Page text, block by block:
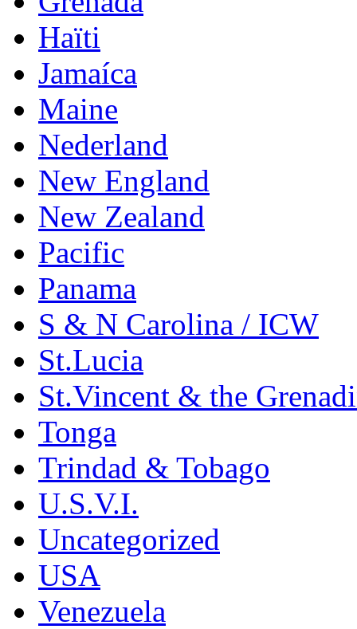
Haïti
Jamaíca
Maine
Nederland
New England
New Zealand
Pacific
Panama
S & N Carolina / ICW
St.Lucia
St.Vincent & the
Tonga
Trindad & Tobago
U.S.V.I.
Uncategorized
USA
Venezuela